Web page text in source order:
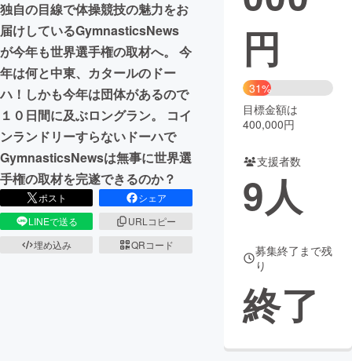
ビジネス・起業
まちづくり・地域活性化
CAMPFIRE for Social Good
CAMPFIRE Creation
CAMPFIREふるさと納税
コミュニティ
独自の目線で体操競技の魅力をお
届けしているGymnasticsNews
が今年も世界選手権の取材へ。 今
年は何と中東、カタールのドー
ハ！しかも今年は団体があるので
１０日間に及ぶロングラン。 コイ
ンランドリーすらないドーハで
GymnasticsNewsは無事に世界選
手権の取材を完遂できるのか？
ポスト
シェア
LINEで送る
URLコピー
埋め込み
QRコード
円
31%
目標金額は
400,000円
支援者数
9人
募集終了まで残
り
終了